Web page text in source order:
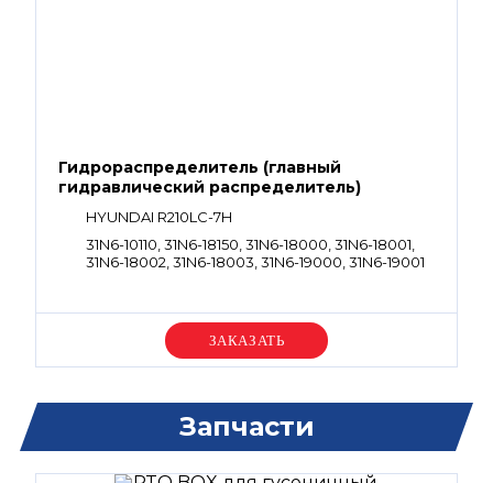
Гидрораспределитель (главный
гидравлический распределитель)
HYUNDAI R210LC-7H
31N6-10110, 31N6-18150, 31N6-18000, 31N6-18001,
31N6-18002, 31N6-18003, 31N6-19000, 31N6-19001
Уточняйте цену
Запчасти